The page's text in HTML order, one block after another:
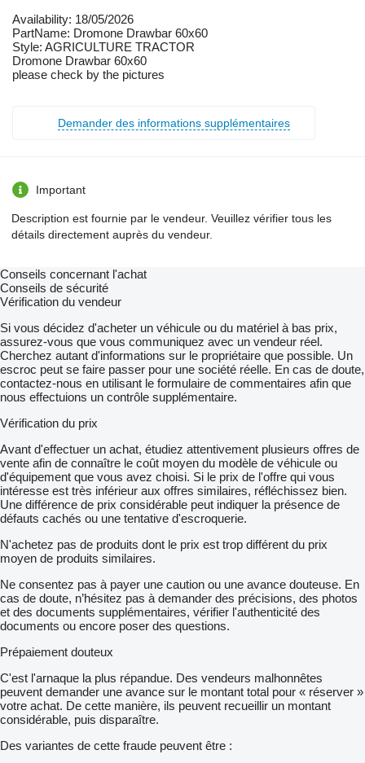
Availability: 18/05/2026
PartName: Dromone Drawbar 60x60
Style: AGRICULTURE TRACTOR
Dromone Drawbar 60x60
please check by the pictures
Demander des informations supplémentaires
Important
Description est fournie par le vendeur. Veuillez vérifier tous les
détails directement auprès du vendeur.
Conseils concernant l'achat
Conseils de sécurité
Vérification du vendeur
Si vous décidez d'acheter un véhicule ou du matériel à bas prix,
assurez-vous que vous communiquez avec un vendeur réel.
Cherchez autant d'informations sur le propriétaire que possible. Un
escroc peut se faire passer pour une société réelle. En cas de doute,
contactez-nous en utilisant le formulaire de commentaires afin que
nous effectuions un contrôle supplémentaire.
Vérification du prix
Avant d'effectuer un achat, étudiez attentivement plusieurs offres de
vente afin de connaître le coût moyen du modèle de véhicule ou
d'équipement que vous avez choisi. Si le prix de l'offre qui vous
intéresse est très inférieur aux offres similaires, réfléchissez bien.
Une différence de prix considérable peut indiquer la présence de
défauts cachés ou une tentative d'escroquerie.
N'achetez pas de produits dont le prix est trop différent du prix
moyen de produits similaires.
Ne consentez pas à payer une caution ou une avance douteuse. En
cas de doute, n’hésitez pas à demander des précisions, des photos
et des documents supplémentaires, vérifier l'authenticité des
documents ou encore poser des questions.
Prépaiement douteux
C'est l'arnaque la plus répandue. Des vendeurs malhonnêtes
peuvent demander une avance sur le montant total pour « réserver »
votre achat. De cette manière, ils peuvent recueillir un montant
considérable, puis disparaître.
Des variantes de cette fraude peuvent être :